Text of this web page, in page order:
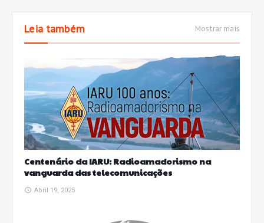
Leia também Mostrar mais
Centenário da IARU: Radioamadorismo na
vanguarda das telecomunicações
Abril 19, 2025